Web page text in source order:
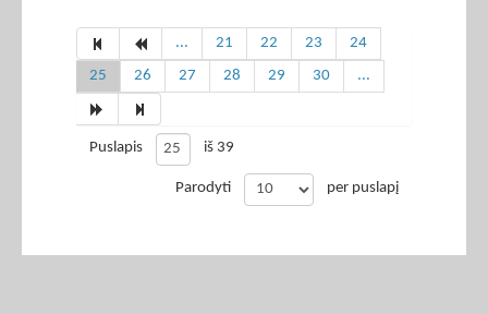
... 21 22 23
24
25
26 27 28 29 30 ...
Puslapis iš 39
Parodyti per puslapį